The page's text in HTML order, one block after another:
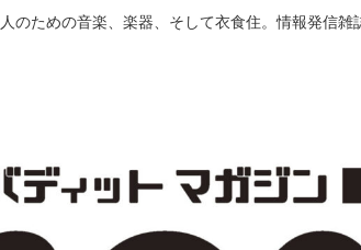
のための音楽、楽器、そして衣食住。情報発信雑